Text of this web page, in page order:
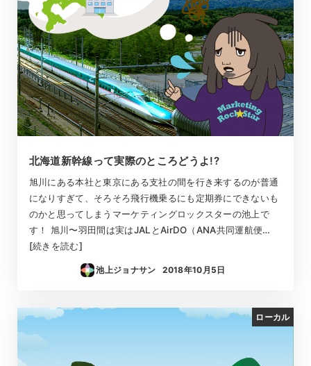
北海道新幹線って実際のところどうよ!?
旭川にある本社と東京にある支社の間を行き来するのが普通
になりすぎて、そろそろ飛行機乗るにも定期券にできないも
のかと思ってしまうマーケティングロックスターの池上で
す！ 旭川〜羽田間は実はJALとAirDO（ANA共同運航便…
[続きを読む]
池上ジョナサン
投稿日
2018年10月5日
ローカル